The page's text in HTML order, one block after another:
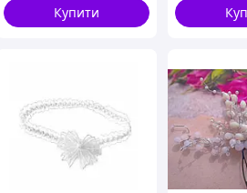
Купити